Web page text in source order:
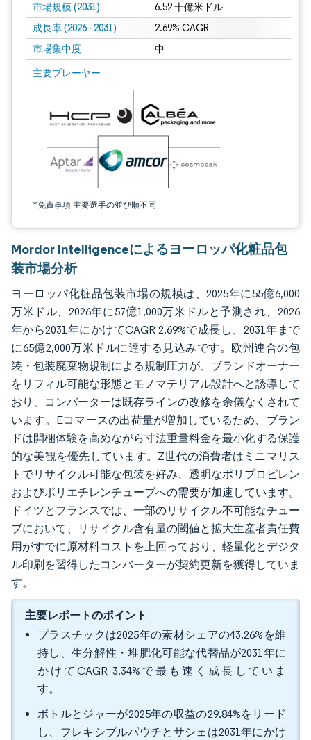
市場規模 (2031) 6.52 十億米ドル
成長率 (2026 - 2031) 2.69% CAGR
市場集中度 中
主要プレーヤー
*免責事項:主要選手の並び順不同
画像 © Mordor Intelligence。再利用にはCC BY 4.0の表示が必要です。
Mordor Intelligenceによるヨーロッパ化粧品包
装市場分析
ヨーロッパ化粧品包装市場の規模は、2025年に55億6,000
万米ドル、2026年に57億1,000万米ドルと予測され、2026
年から2031年にかけてCAGR 2.69%で成長し、2031年まで
に65億2,000万米ドルに達する見込みです。欧州連合の包
装・包装廃棄物規制による規制圧力が、ブランドオーナー
をリフィル可能な形態とモノマテリアル設計へと誘導して
おり、コンバーターは既存ラインの改修を余儀なくされて
います。Eコマースの出荷量が増加しているため、ブラン
ドは開梱体験を高めながら寸法重量料金を最小化する保護
的な美観を優先しています。Z世代の消費者はミニマリス
トでリサイクル可能な包装を好み、透明なポリプロピレン
およびポリエチレンチューブへの需要が加速しています。
ドイツとフランスでは、一部のリサイクル不可能なチュー
ブにおいて、リサイクル含有量の閾値と拡大生産者責任費
用がすでに原材料コストを上回っており、軽量化とデジタ
ル印刷を習得したコンバーターが契約更新を獲得していま
す。
主要レポートのポイント
プラスチックは2025年の素材シェアの43.26%を維
持し、生分解性・堆肥化可能な代替品が2031年に
かけてCAGR 3.34%で最も速く成長していま
す。
ボトルとジャーが2025年の収益の29.84%をリード
し、フレキシブルパウチとサシェは2031年にかけ